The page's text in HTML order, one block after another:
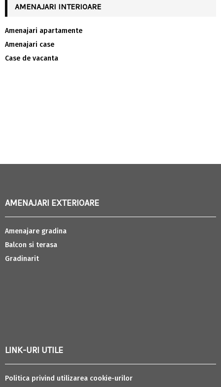
AMENAJARI INTERIOARE
Amenajari apartamente
Amenajari case
Case de vacanta
AMENAJARI EXTERIOARE
Amenajare gradina
Balcon si terasa
Gradinarit
LINK-URI UTILE
Politica privind utilizarea cookie-urilor